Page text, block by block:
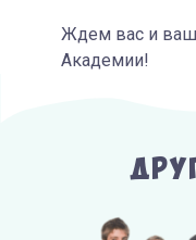
Ждем вас и
Академии!